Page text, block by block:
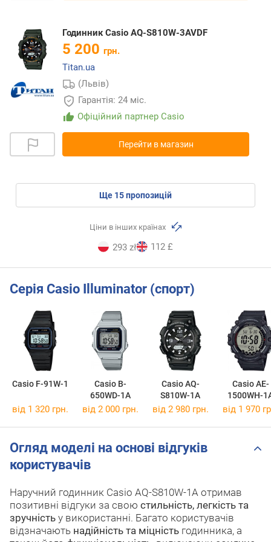
Годинник Casio AQ-S810W-3AVDF
5 200 грн.
Titan.ua
(Львів)
Гарантія: 24 міс.
Офіційний партнер Casio
Перейти в магазин
ще 15пропозицій
Ціни в інших країнах
293 zł 112 £
Серія Casio Illuminator (спорт)
Casio F-91W-1
Casio B-
650WD-1A
Casio AQ-
S810W-1A
Casio AE-
1500WH-
від 1 320 грн. від 2 000 грн. від 2 980 грн. від 1 970
Огляд моделі на основі відгуків
користувачів
Наручний годинник Casio AQ-S810W-1A отримав
позитивні відгуки за свою стильність, легкість та
зручність у використанні. Багато користувачів
відзначають надійність та міцність годинника, а